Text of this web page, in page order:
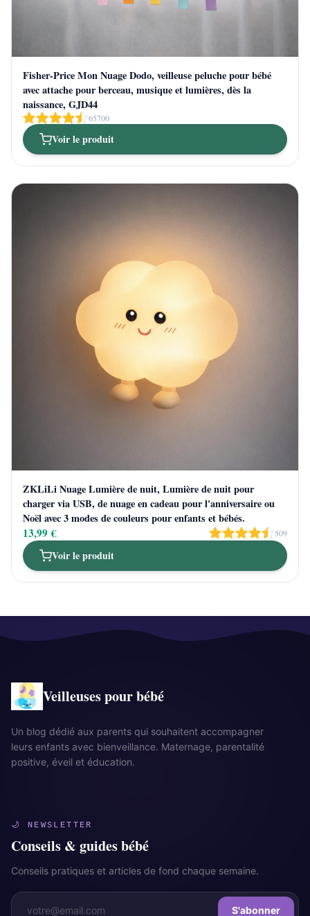
Fisher-Price Mon Nuage Dodo, veilleuse peluche pour bébé
avec attache pour berceau, musique et lumières, dès la
naissance, GJD44
65700
Voir le produit
ZKLiLi Nuage Lumière de nuit, Lumière de nuit pour
charger via USB, de nuage en cadeau pour l'anniversaire ou
Noël avec 3 modes de couleurs pour enfants et bébés.
13,99 € 509
Voir le produit
Veilleuses pour bébé
Un blog dédié aux parents qui souhaitent accompagner
leurs enfants avec bienveillance. Maternage, parentalité
positive, éveil et éducation.
🌙 NEWSLETTER
Conseils & guides bébé
Conseils pratiques et articles de fond chaque semaine.
S'abonner